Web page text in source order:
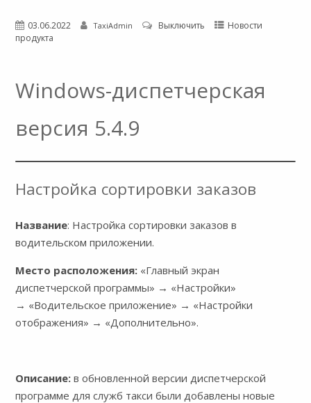
03.06.2022 TaxiAdmin Выключить
Новости
продукта
Windows-диспетчерская
версия 5.4.9
Настройка сортировки заказов
Название: Настройка сортировки заказов в
водительском приложении.
Место расположения: «Главный экран
диспетчерской программы» → «Настройки»
→ «Водительское приложение» → «Настройки
отображения» → «Дополнительно».
Описание: в обновленной версии диспетчерской
программе для служб такси были добавлены новые